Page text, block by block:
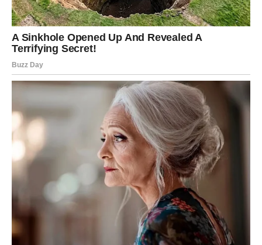
koje su već zauzete osjetiće veću bliskost sa partnerom.
Poslije mnogo analiziranja i razmišljanja, dolazi vrijeme
kada ćete jednostavno uživati.
Posebno je naglašena energija novih početaka. Neki će
promijeniti način razmišljanja, neki posao, a neki čak i
životne planove. Ono što je sigurno jeste da ćete osjetiti
da vam sudbina konačno ide u korist.